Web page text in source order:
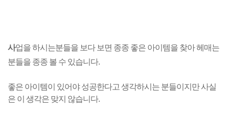
사업을 하시는분들을 보다 보면 종종 좋은 아이템을 찾아 헤매는
분들을 종종 볼 수 있습니다.
좋은 아이템이 있어야 성공한다고 생각하시는 분들이지만 사실
은 이 생각은 맞지 않습니다.